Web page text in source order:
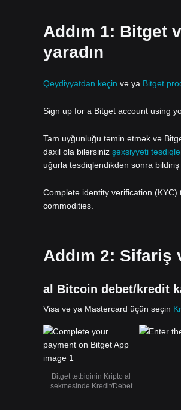
Addım 1: Bitget
yaradın
Qeydiyyatdan keçin və ya Bitget
Sign up for a Bitget account using
Tam uyğunluğu təmin etmək və
daxil ola bilərsiniz şəxsiyyəti
uğurla təsdiqləndikdən sonra bildiriş
Complete identity verification
commodities.
Addım 2:
al Bitcoin debet/kredit
Visa və ya Mastercard üçün seçin
Bitget tətbiqinin Kripto al
sekmesinde Kredit/Debet